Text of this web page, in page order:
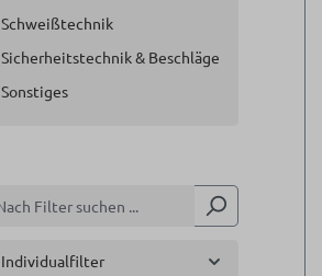
Schweißtechnik
Sicherheitstechnik & Beschläge
Sonstiges
Individualfilter